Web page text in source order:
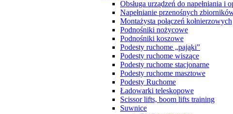
Obsługa urządzeń do napełniania
Napełnianie przenośnych
Montażysta połączeń kołnierzowych
Podnośniki nożycowe
Podnośniki koszowe
Podesty ruchome „pająki”
Podesty ruchome wiszące
Podesty ruchome stacjonarne
Podesty ruchome masztowe
Podesty Ruchome
Ładowarki teleskopowe
Scissor lifts, boom lifts training
Suwnice